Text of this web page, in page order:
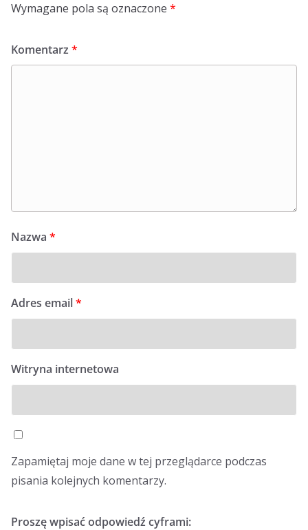
Wymagane pola są oznaczone *
Komentarz *
Nazwa *
Adres email*
Witryna internetowa
Zapamiętaj moje dane w tej przeglądarce podczas
pisania kolejnych komentarzy.
Proszę wpisać odpowiedź cyframi: